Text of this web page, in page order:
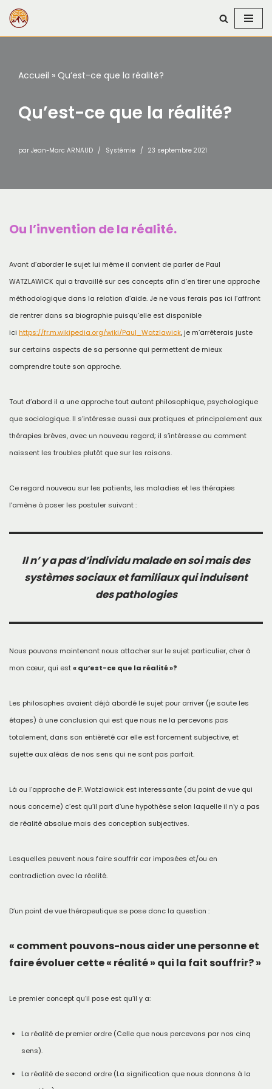
Accueil » Qu’est-ce que la réalité?
Qu’est-ce que la réalité?
par Jean-Marc ARNAUD Systémie 23 septembre 2021
Ou l’invention de la réalité.
Avant d’aborder le sujet lui même il convient de parler de Paul
WATZLAWICK qui a travaillé sur ces concepts afin d’en tirer une approche
méthodologique dans la relation d’aide. Je ne vous ferais pas ici l’affront
de rentrer dans sa biographie puisqu’elle est disponible
ici https://fr.m.wikipedia.org/wiki/Paul_Watzlawick, je m’arrêterais juste
sur certains aspects de sa personne qui permettent de mieux
comprendre toute son approche.
Tout d’abord il a une approche tout autant philosophique, psychologique
que sociologique. Il s’intéresse aussi aux pratiques et principalement aux
thérapies brèves, avec un nouveau regard; il s’intéresse au comment
naissent les troubles plutôt que sur les raisons.
Ce regard nouveau sur les patients, les maladies et les thérapies
l’amène à poser les postuler suivant :
Il n’ y a pas d’individu malade en soi mais des
systèmes sociaux et familiaux qui induisent
des pathologies
Nous pouvons maintenant nous attacher sur le sujet particulier, cher à
mon cœur, qui est« qu’est-ce que la réalité »?
Les philosophes avaient déjà abordé le sujet pour arriver (je saute les
étapes) à une conclusion qui est que nous ne la percevons pas
totalement, dans son entièreté car elle est forcement subjective, et
sujette aux aléas de nos sens qui ne sont pas parfait.
Là ou l’approche de P. Watzlawick est interessante (du point de vue qui
nous concerne) c’est qu’il part d’une hypothèse selon laquelle il n’y a pas
de réalité absolue mais des conception subjectives.
Lesquelles peuvent nous faire souffrir car imposées et/ou en
contradiction avec la réalité.
D’un point de vue thérapeutique se pose donc la question :
« comment pouvons-nous aider une personne et
faire évoluer cette « réalité » qui la fait souffrir? »
Le premier concept qu’il pose est qu’il y a:
La réalité de premier ordre (Celle que nous percevons par nos cinq
sens).
La réalité de second ordre (La signification que nous donnons à la